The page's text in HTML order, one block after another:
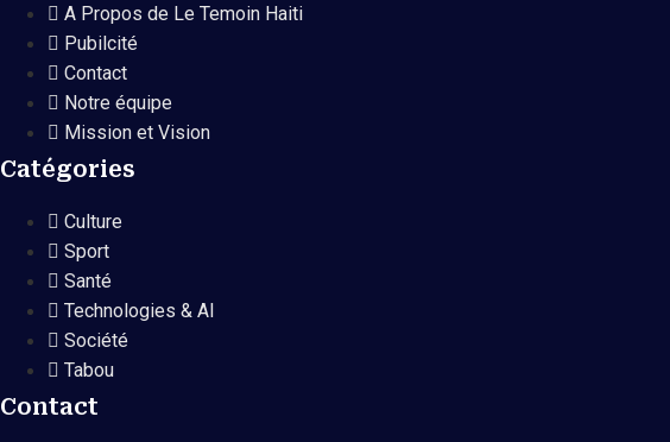
A Propos de Le Temoin Haiti
Pubilcité
Contact
Notre équipe
Mission et Vision
Catégories
Culture
Sport
Santé
Technologies & AI
Société
Tabou
Contact